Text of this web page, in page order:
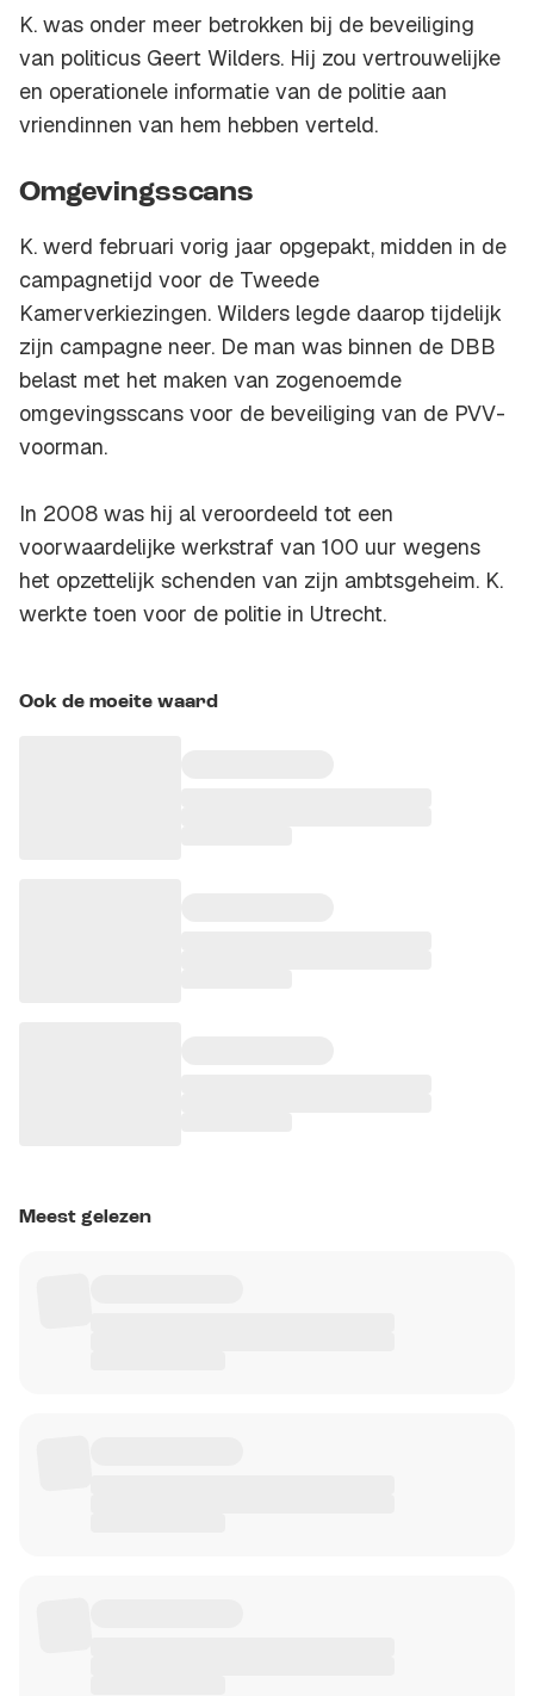
K. was onder meer betrokken bij de beveiliging
van politicus Geert Wilders. Hij zou vertrouwelijke
en operationele informatie van de politie aan
vriendinnen van hem hebben verteld.
Omgevingsscans
K. werd februari vorig jaar opgepakt, midden in de
campagnetijd voor de Tweede
Kamerverkiezingen. Wilders legde daarop tijdelijk
zijn campagne neer. De man was binnen de DBB
belast met het maken van zogenoemde
omgevingsscans voor de beveiliging van de PVV-
voorman.
In 2008 was hij al veroordeeld tot een
voorwaardelijke werkstraf van 100 uur wegens
het opzettelijk schenden van zijn ambtsgeheim. K.
werkte toen voor de politie in Utrecht.
Ook de moeite waard
Meest gelezen